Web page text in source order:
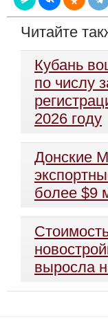
Читайте
Кубань
по числу
2026 году
Донские
более $9
выросла